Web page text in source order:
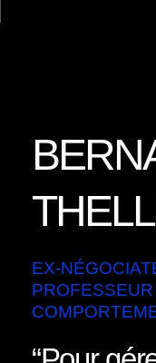
EX-